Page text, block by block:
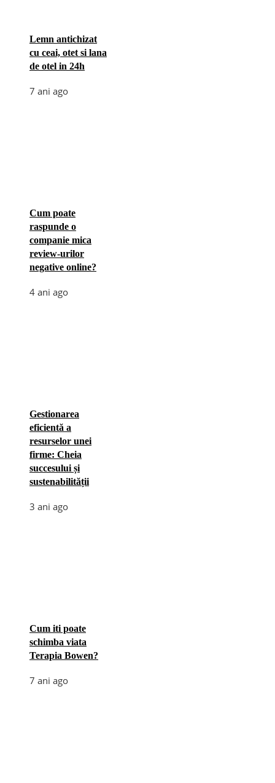
Lemn antichizat
cu ceai, otet si lana
de otel in 24h
7 ani ago
Cum poate
raspunde o
companie mica
review-urilor
negative online?
4 ani ago
Gestionarea
eficientă a
resurselor unei
firme: Cheia
succesului și
sustenabilității
3 ani ago
Cum iti poate
schimba viata
Terapia Bowen?
7 ani ago